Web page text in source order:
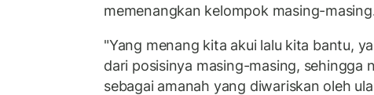
memenangkan kelompok masing-
"Yang menang kita akui lalu kita bantu,
dari posisinya masing-masing, sehingga
sebagai amanah yang diwariskan oleh